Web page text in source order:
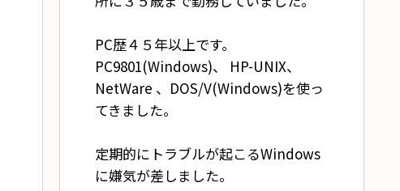
PC歴４５年以上です。
PC9801(Windows)、 HP-UNIX、
NetWare 、DOS/V(Windows)を使っ
てきました。
定期的にトラブルが起こるWindows
に嫌気が差しました。